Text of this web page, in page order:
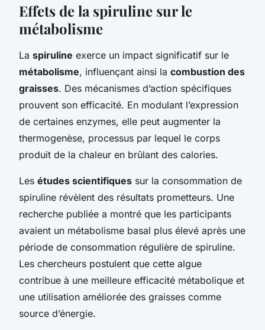
Effets de la spiruline sur le
métabolisme
La spiruline exerce un impact significatif sur le
métabolisme, influençant ainsi la combustion des
graisses. Des mécanismes d’action spécifiques
prouvent son efficacité. En modulant l’expression
de certaines enzymes, elle peut augmenter la
thermogenèse, processus par lequel le corps
produit de la chaleur en brûlant des calories.
Les études scientifiques sur la consommation de
spiruline révèlent des résultats prometteurs. Une
recherche publiée a montré que les participants
avaient un métabolisme basal plus élevé après une
période de consommation régulière de spiruline.
Les chercheurs postulent que cette algue
contribue à une meilleure efficacité métabolique et
une utilisation améliorée des graisses comme
source d’énergie.